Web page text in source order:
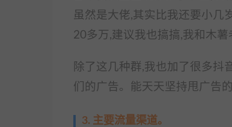
虽然是大佬,其实比我还要小几
20多万,建议我也搞搞,我和木
除了这几种群,我也加了很多抖
们的广告。能天天坚持甩广告
3. 主要流量渠道。